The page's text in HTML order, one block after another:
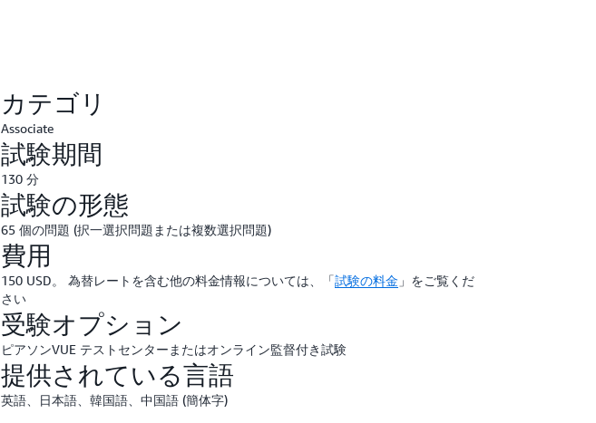
カテゴリ
Associate
試験期間
130 分
試験の形態
65 個の問題 (択一選択問題または複数選択問題)
費用
150 USD。 為替レートを含む他の料金情報については、「試験の料金 」をご覧くだ
さい
受験オプション
ピアソンVUE テストセンターまたはオンライン監督付き試験
提供されている言語
英語、日本語、韓国語、中国語 (簡体字)